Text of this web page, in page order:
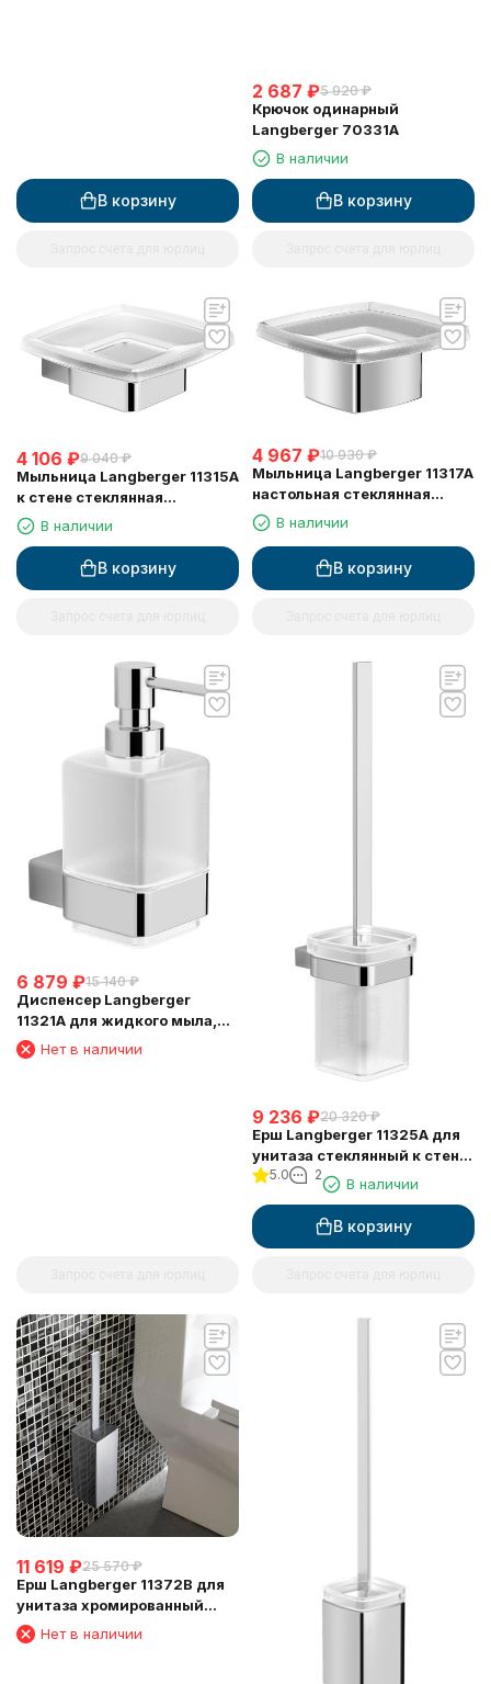
В корзину
2 687 ₽5 920 ₽
Крючок одинарный
Langberger 70331A
В наличии
В корзину
4 106 ₽9 040 ₽
Мыльница Langberger 11315A
к стене стеклянная
квадратная
В наличии
В корзину
4 967 ₽10 930 ₽
Мыльница Langberger 11317A
настольная стеклянная
квадратная
В наличии
В корзину
6 879 ₽15 140 ₽
Диспенсер Langberger
11321A для жидкого мыла,
стеклянный, к стене
квадратный
Нет в наличии
9 236 ₽20 320 ₽
Ерш Langberger 11325A для
унитаза стеклянный к стене
квадратный
5.0 2
В наличии
В корзину
11 619 ₽25 570 ₽
Ерш Langberger 11372B для
унитаза хромированный
квадратный к стене
Нет в наличии